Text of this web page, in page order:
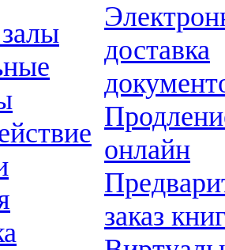
доставка
онлайн
заказ